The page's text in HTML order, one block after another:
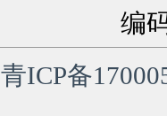
编
青ICP备